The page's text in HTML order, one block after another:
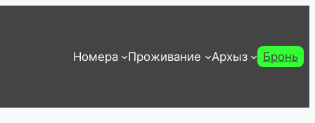
Номера Проживание Архыз Бронь